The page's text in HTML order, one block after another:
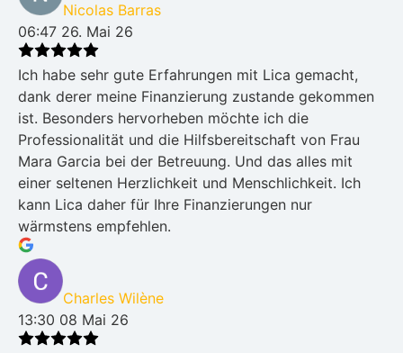
Nicolas Barras
06:47 26. Mai 26
Ich habe sehr gute Erfahrungen mit Lica gemacht,
dank derer meine Finanzierung zustande gekommen
ist. Besonders hervorheben möchte ich die
Professionalität und die Hilfsbereitschaft von Frau
Mara Garcia bei der Betreuung. Und das alles mit
einer seltenen Herzlichkeit und Menschlichkeit. Ich
kann Lica daher für Ihre Finanzierungen nur
wärmstens empfehlen.
Charles Wilène
13:30 08 Mai 26